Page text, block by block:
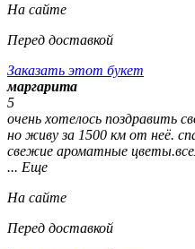
На сайте
Перед доставкой
Заказать этот букет
маргарита
5
очень хотелось поздравить
но живу за 1500 км от неё.
свежие ароматные
... Еще
На сайте
Перед доставкой